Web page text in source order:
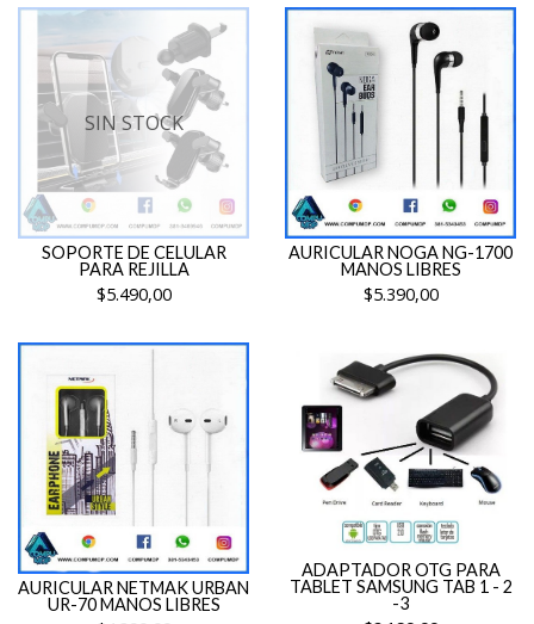
SIN STOCK
SOPORTE DE CELULAR
PARA REJILLA
$5.490,00
AURICULAR NOGA NG-1700
MANOS LIBRES
$5.390,00
AURICULAR NETMAK URBAN
UR-70 MANOS LIBRES
ADAPTADOR OTG PARA
TABLET SAMSUNG TAB 1 - 2
-3